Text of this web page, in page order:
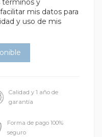
términos y
mis datos para
y uso de mis
Calidad y 1 año de
garantía
Forma de pago 100%
seguro